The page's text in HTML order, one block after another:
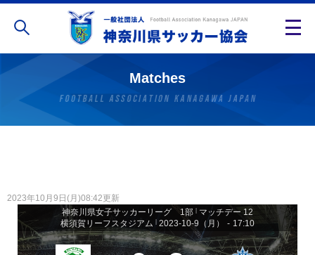
Matches
2023年10月9日(月)08:42更新
神奈川県女子サッカーリーグ 1部
マッチデー 12
横須賀リーフスタジアム
2023-10-9（月） - 17:10